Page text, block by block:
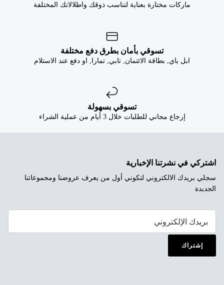
ماركات مختارة بعناية لتناسب ذوقك واطلالاتك المختلفة
تسوقي بأمان بطرق دفع مختلفة
ابل باي, بطاقة الائتمان, تابي, تمارا, او دفع عند الاستلام
تسوقي بسهولة
إرجاع مجاني للطلبات خلال 3 أيام من عملية الشراء
اشتركي في نشرتنا الإخبارية
سجلي بريدك الالكتروني لتكوني أول من يعرف عروضنا ومجموعاتنا
الجديدة
إشتراك